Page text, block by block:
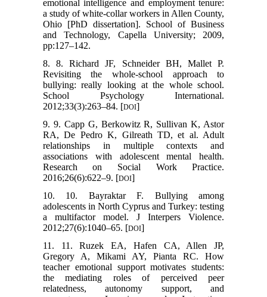
emotional intelligence and employment tenure:
a study of white-collar workers in Allen County,
Ohio [PhD dissertation]. School of Business
and Technology, Capella University; 2009,
pp:127–142.
8. 8. Richard JF, Schneider BH, Mallet P.
Revisiting the whole-school approach to
bullying: really looking at the whole school.
School Psychology International.
2012;33(3):263–84. [DOI]
9. 9. Capp G, Berkowitz R, Sullivan K, Astor
RA, De Pedro K, Gilreath TD, et al. Adult
relationships in multiple contexts and
associations with adolescent mental health.
Research on Social Work Practice.
2016;26(6):622–9. [DOI]
10. 10. Bayraktar F. Bullying among
adolescents in North Cyprus and Turkey: testing
a multifactor model. J Interpers Violence.
2012;27(6):1040–65. [DOI]
11. 11. Ruzek EA, Hafen CA, Allen JP,
Gregory A, Mikami AY, Pianta RC. How
teacher emotional support motivates students:
the mediating roles of perceived peer
relatedness, autonomy support, and